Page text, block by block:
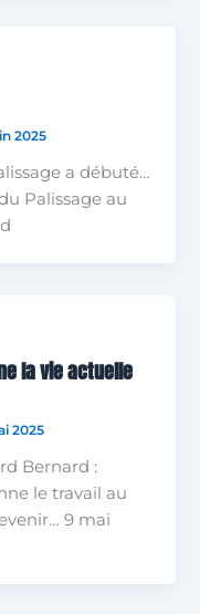
2025
a débuté…
Palissage au
la vie actuelle
2025
Bernard :
le travail au
9 mai